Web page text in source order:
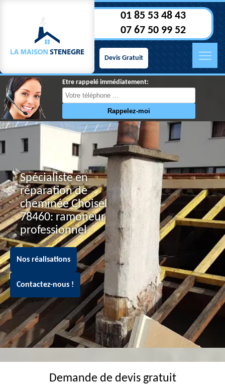
01 85 53 48 43
07 67 50 99 52
Devis Gratuit
Etre rappelé immédiatement:
Spécialiste en
réparation de
cheminée Choisel
78460: ramoneur
professionnel
Nos réalisations
Contactez-nous !
Demande de devis gratuit